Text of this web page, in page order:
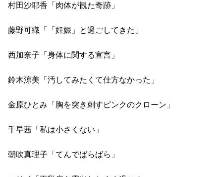
村田沙耶香「肉体が観た奇跡」
藤野可織「「妊娠」と過ごしてきた」
西加奈子「身体に関する宣言」
鈴木涼美「汚してみたくて仕方なかった」
金原ひとみ「胸を突き刺すピンクのクローン」
千早茜「私は小さくない」
朝吹真理子「てんでばらばら」